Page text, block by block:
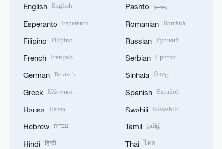
English English
Esperanto Esperanto
Filipino Filipino
French Français
German Deutsch
Greek Ελληνικά
Hausa Hausa
Hebrew עברית
Hindi हिन्दी
Pashto پښتو
Romanian Română
Russian Русский
Serbian Српски
Sinhala සිංහල
Spanish Español
Swahili Kiswahili
Tamil தமிழ்
Thai ไทย